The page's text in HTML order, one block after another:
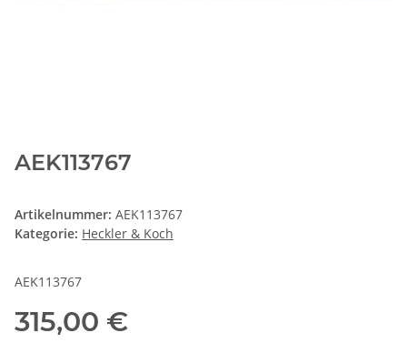
AEK113767
Artikelnummer: AEK113767
Kategorie: Heckler & Koch
AEK113767
315,00 €